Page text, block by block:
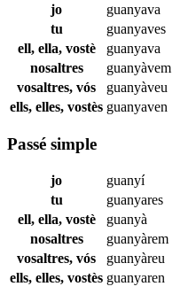
jo
guanyava
tu
guanyaves
ell, ella, vostè
guanyava
nosaltres
guanyàvem
vosaltres, vós
guanyàveu
ells, elles, vostès guanyaven
Passé simple
jo
guanyí
tu
guanyares
ell, ella, vostè
guanyà
nosaltres
guanyàrem
vosaltres, vós
guanyàreu
ells, elles, vostès guanyaren